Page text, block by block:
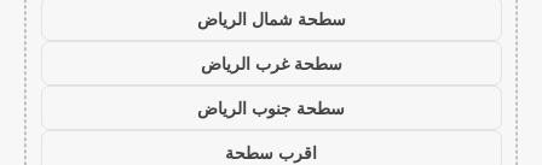
سطحة شمال الرياض
سطحة غرب الرياض
سطحة جنوب الرياض
اقرب سطحة